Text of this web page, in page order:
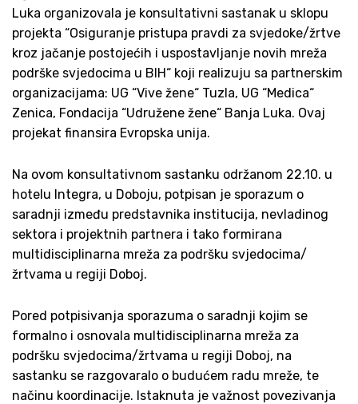
Luka organizovala je konsultativni sastanak u sklopu
projekta “Osiguranje pristupa pravdi za svjedoke/žrtve
kroz jačanje postojećih i uspostavljanje novih mreža
podrške svjedocima u BIH“ koji realizuju sa partnerskim
organizacijama: UG “Vive žene“ Tuzla, UG “Medica“
Zenica, Fondacija “Udružene žene“ Banja Luka. Ovaj
projekat finansira Evropska unija.
Na ovom konsultativnom sastanku održanom 22.10. u
hotelu Integra, u Doboju, potpisan je sporazum o
saradnji između predstavnika institucija, nevladinog
sektora i projektnih partnera i tako formirana
multidisciplinarna mreža za podršku svjedocima/
žrtvama u regiji Doboj.
Pored potpisivanja sporazuma o saradnji kojim se
formalno i osnovala multidisciplinarna mreža za
podršku svjedocima/žrtvama u regiji Doboj, na
sastanku se razgovaralo o budućem radu mreže, te
načinu koordinacije. Istaknuta je važnost povezivanja